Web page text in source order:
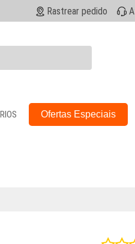
Rastrear pedido
Ofertas Especiais